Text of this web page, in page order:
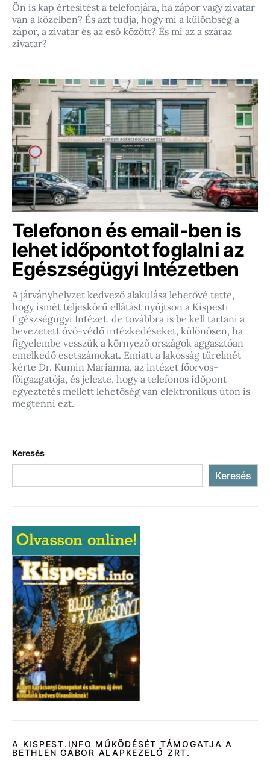
Ön is kap értesítést a telefonjára, ha zápor vagy zivatar
van a közelben? És azt tudja, hogy mi a különbség a
zápor, a zivatar és az eső között? És mi az a száraz
zivatar?
Telefonon és email-ben is
lehet időpontot foglalni az
Egészségügyi Intézetben
A járványhelyzet kedvező alakulása lehetővé tette,
hogy ismét teljeskörű ellátást nyújtson a Kispesti
Egészségügyi Intézet, de továbbra is be kell tartani a
bevezetett óvó-védő intézkedéseket, különösen, ha
figyelembe vesszük a környező országok aggasztóan
emelkedő esetszámokat. Emiatt a lakosság türelmét
kérte Dr. Kumin Marianna, az intézet főorvos-
főigazgatója, és jelezte, hogy a telefonos időpont
egyeztetés mellett lehetőség van elektronikus úton is
megtenni ezt.
Keresés
Keresés
A KISPEST.INFO MŰKÖDÉSÉT TÁMOGATJA A
BETHLEN GÁBOR ALAPKEZELŐ ZRT.